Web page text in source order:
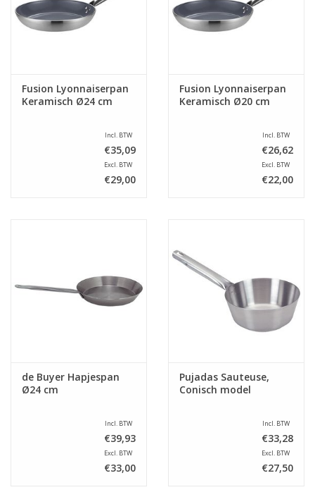
Fusion Lyonnaiserpan
Keramisch Ø24 cm
Incl. BTW
€35,09
Excl. BTW
€29,00
Fusion Lyonnaiserpan
Keramisch Ø20 cm
Incl. BTW
€26,62
Excl. BTW
€22,00
de Buyer Hapjespan
Ø24 cm
Incl. BTW
€39,93
Excl. BTW
€33,00
Pujadas Sauteuse,
Conisch model
Incl. BTW
€33,28
Excl. BTW
€27,50